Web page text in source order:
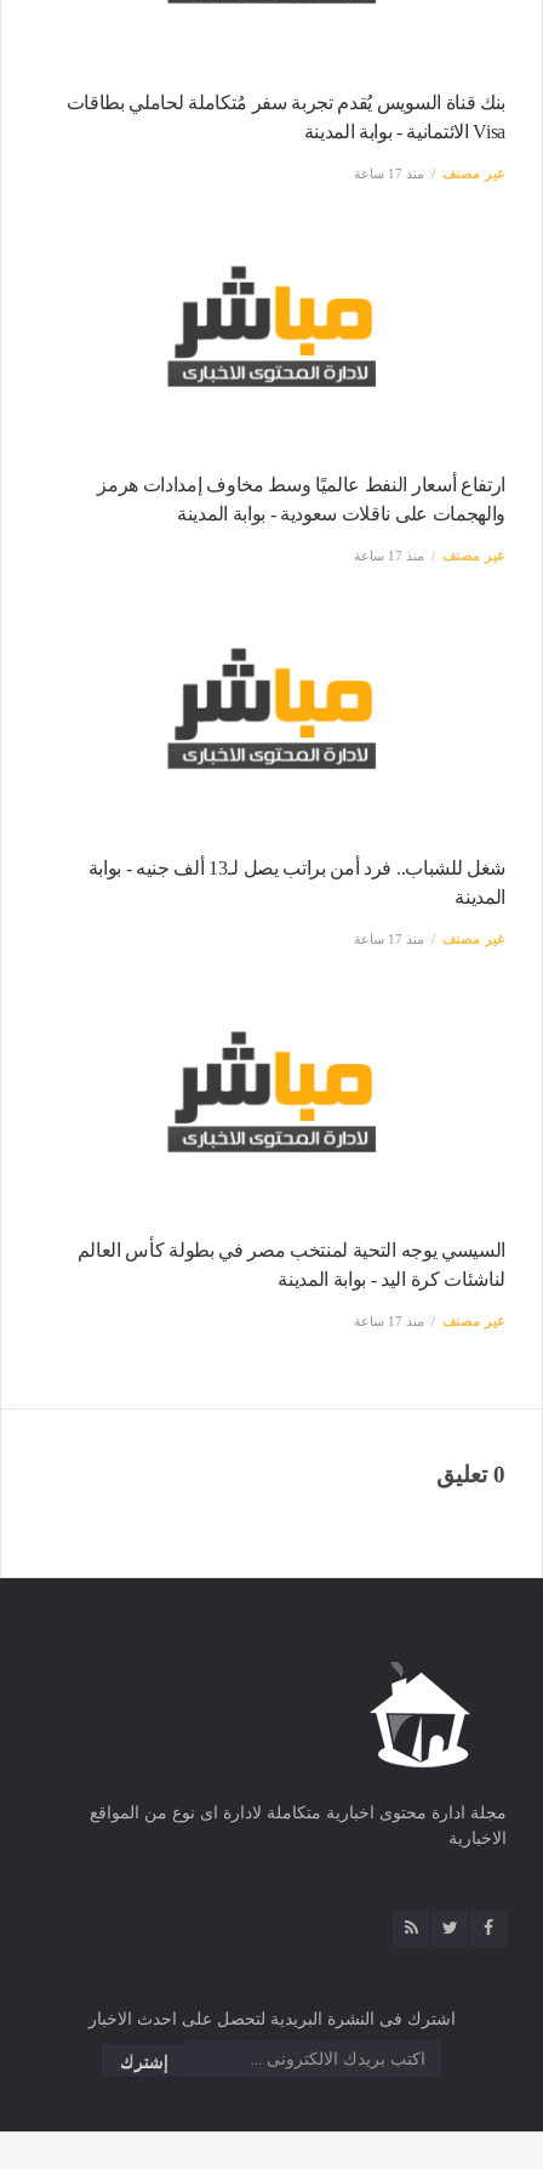
بنك قناة السويس يُقدم تجربة سفر مُتكاملة لحاملي بطاقات
Visa الائتمانية - بوابة المدينة
غير مصنف منذ 17 ساعة
ارتفاع أسعار النفط عالميًا وسط مخاوف إمدادات هرمز
والهجمات على ناقلات سعودية - بوابة المدينة
غير مصنف منذ 17 ساعة
شغل للشباب.. فرد أمن براتب يصل لـ13 ألف جنيه - بوابة
المدينة
غير مصنف منذ 17 ساعة
السيسي يوجه التحية لمنتخب مصر في بطولة كأس العالم
لناشئات كرة اليد - بوابة المدينة
غير مصنف منذ 17 ساعة
0 تعليق
مجلة ادارة محتوى اخبارية متكاملة لادارة اى نوع من المواقع
الاخبارية
اشترك فى النشرة البريدية لتحصل على احدث الاخبار